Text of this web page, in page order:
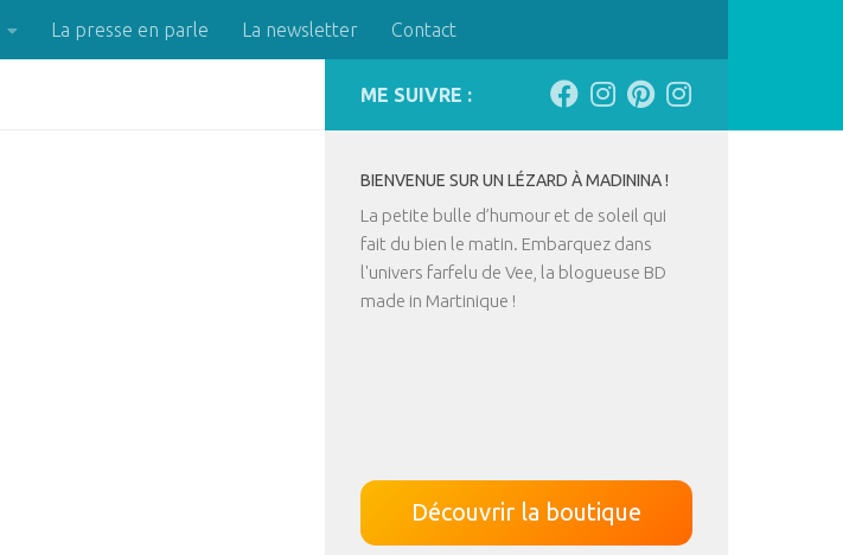
La presse en parle La newsletter Contact
ME SUIVRE :
BIENVENUE SUR UN LÉZARD À MADININA !
La petite bulle d’humour et de soleil qui
fait du bien le matin. Embarquez dans
l'univers farfelu de Vee, la blogueuse BD
made in Martinique !
Découvrir la boutique